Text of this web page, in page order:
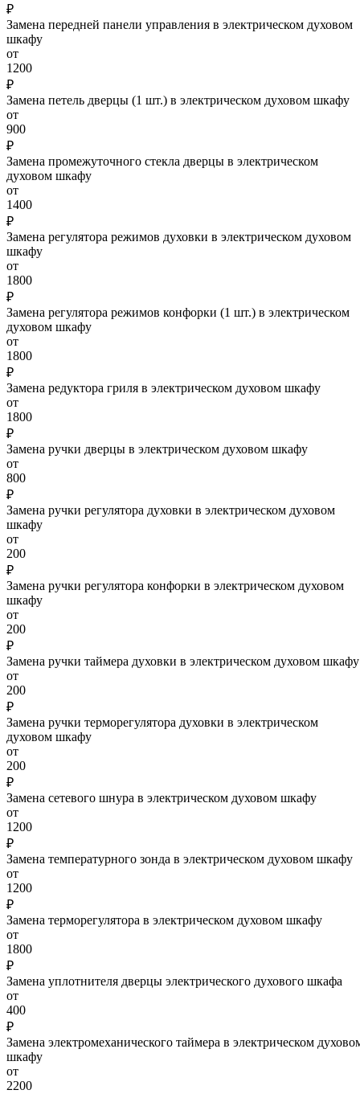
₽
Замена передней панели управления в электрическом духовом
шкафу
от
1200
₽
Замена петель дверцы (1 шт.) в электрическом духовом шкафу
от
900
₽
Замена промежуточного стекла дверцы в электрическом
духовом шкафу
от
1400
₽
Замена регулятора режимов духовки в электрическом духовом
шкафу
от
1800
₽
Замена регулятора режимов конфорки (1 шт.) в электрическом
духовом шкафу
от
1800
₽
Замена редуктора гриля в электрическом духовом шкафу
от
1800
₽
Замена ручки дверцы в электрическом духовом шкафу
от
800
₽
Замена ручки регулятора духовки в электрическом духовом
шкафу
от
200
₽
Замена ручки регулятора конфорки в электрическом духовом
шкафу
от
200
₽
Замена ручки таймера духовки в электрическом духовом шкафу
от
200
₽
Замена ручки терморегулятора духовки в электрическом
духовом шкафу
от
200
₽
Замена сетевого шнура в электрическом духовом шкафу
от
1200
₽
Замена температурного зонда в электрическом духовом шкафу
от
1200
₽
Замена терморегулятора в электрическом духовом шкафу
от
1800
₽
Замена уплотнителя дверцы электрического духового шкафа
от
400
₽
Замена электромеханического таймера в электрическом
шкафу
от
2200